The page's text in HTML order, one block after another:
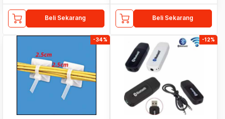
Beli Sekarang Beli Sekarang
-34% -12%